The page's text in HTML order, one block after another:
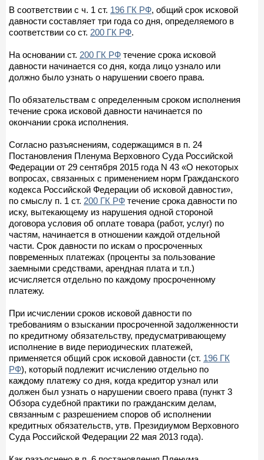
В соответствии с ч. 1 ст. 196 ГК РФ, общий срок исковой
давности составляет три года со дня, определяемого в
соответствии со ст. 200 ГК РФ.
На основании ст. 200 ГК РФ течение срока исковой
давности начинается со дня, когда лицо узнало или
должно было узнать о нарушении своего права.
По обязательствам с определенным сроком исполнения
течение срока исковой давности начинается по
окончании срока исполнения.
Согласно разъяснениям, содержащимся в п. 24
Постановления Пленума Верховного Суда Российской
Федерации от 29 сентября 2015 года N 43 «О некоторых
вопросах, связанных с применением норм Гражданского
кодекса Российской Федерации об исковой давности»,
по смыслу п. 1 ст. 200 ГК РФ течение срока давности по
иску, вытекающему из нарушения одной стороной
договора условия об оплате товара (работ, услуг) по
частям, начинается в отношении каждой отдельной
части. Срок давности по искам о просроченных
повременных платежах (проценты за пользование
заемными средствами, арендная плата и т.п.)
исчисляется отдельно по каждому просроченному
платежу.
При исчислении сроков исковой давности по
требованиям о взыскании просроченной задолженности
по кредитному обязательству, предусматривающему
исполнение в виде периодических платежей,
применяется общий срок исковой давности (ст. 196 ГК
РФ), который подлежит исчислению отдельно по
каждому платежу со дня, когда кредитор узнал или
должен был узнать о нарушении своего права (пункт 3
Обзора судебной практики по гражданским делам,
связанным с разрешением споров об исполнении
кредитных обязательств, утв. Президиумом Верховного
Суда Российской Федерации 22 мая 2013 года).